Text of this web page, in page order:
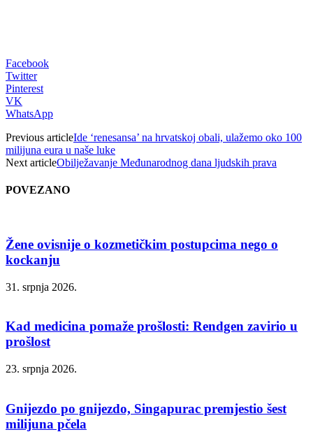
Facebook
Twitter
Pinterest
VK
WhatsApp
Previous articleIde ‘renesansa’ na hrvatskoj obali, ulažemo oko 100
milijuna eura u naše luke
Next articleObilježavanje Međunarodnog dana ljudskih prava
POVEZANO
Žene ovisnije o kozmetičkim postupcima nego o
kockanju
31. srpnja 2026.
Kad medicina pomaže prošlosti: Rendgen zavirio u
prošlost
23. srpnja 2026.
Gnijezdo po gnijezdo, Singapurac premjestio šest
milijuna pčela